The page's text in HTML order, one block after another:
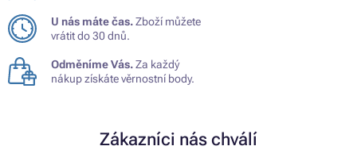
U nás máte čas.Zboží můžete
vrátit do 30 dnů.
Odměníme Vás.Za každý
nákup získáte věrnostní body.
Zákazníci nás chválí